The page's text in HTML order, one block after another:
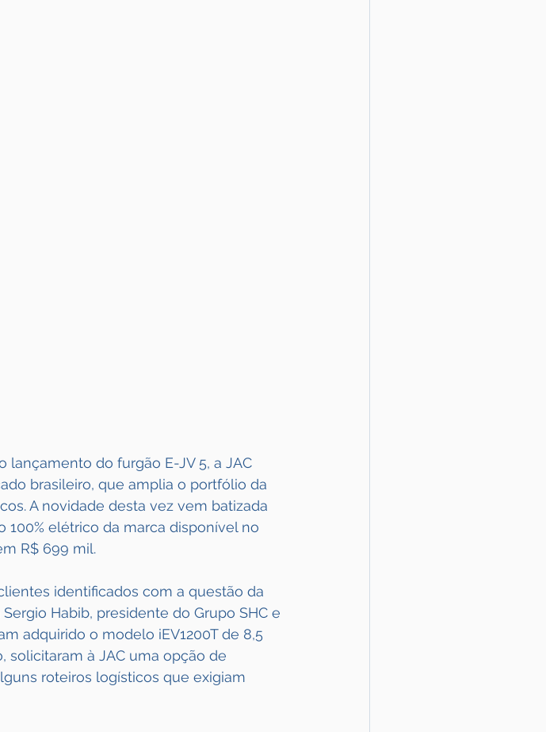
do furgão E-JV 5, a JAC
brasileiro, que amplia o portfólio da
A novidade desta vez vem batizada
100% elétrico da marca disponível no
R$ 699 mil.
identificados com a questão da
Habib, presidente do Grupo SHC e
adquirido o modelo iEV1200T de 8,5
solicitaram à JAC uma opção de
roteiros logísticos que exigiam